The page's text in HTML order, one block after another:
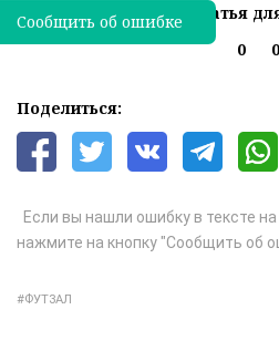
Была ли эта статья
0
0
Поделиться:
Если вы нашли ошибку в тексте
нажмите на кнопку "Сообщить об
ФУТЗАЛ
Сообщить об ошибке